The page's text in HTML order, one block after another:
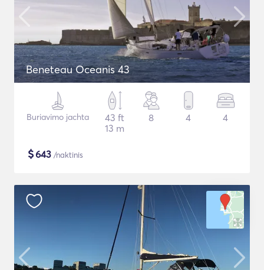
Beneteau Oceanis 43
Buriavimo jachta
43 ft
13 m
8 4 4
$643 /naktinis